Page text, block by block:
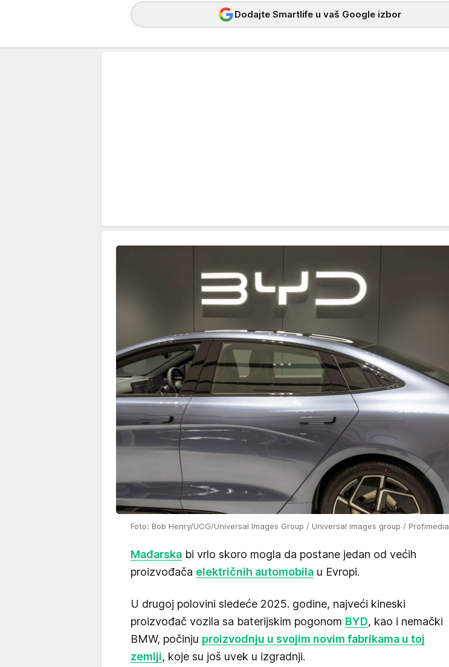
Dodajte Smartlife u vaš Google izbor
Foto: Bob Henry/UCG/Universal Images Group / Universal images group / Profimedia
Mađarska bi vrlo skoro mogla da postane jedan od većih
proizvođača električnih automobila u Evropi.
U drugoj polovini sledeće 2025. godine, najveći kineski
proizvođač vozila sa baterijskim pogonom BYD, kao i nemački
BMW, počinju proizvodnju u svojim novim fabrikama u toj
zemlji, koje su još uvek u izgradnji.